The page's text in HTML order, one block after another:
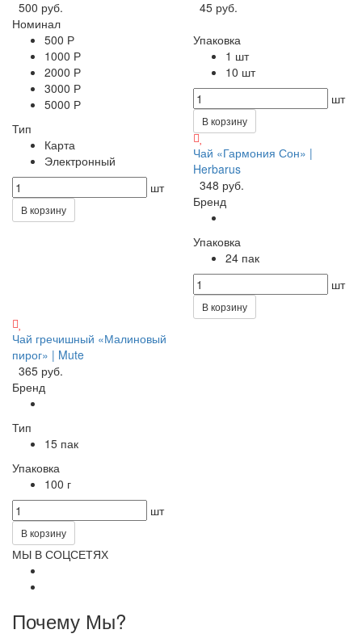
500 руб.
Номинал
500 Р
1000 Р
2000 Р
3000 Р
5000 Р
Тип
Карта
Электронный
шт
В корзину
45 руб.
Упаковка
1 шт
10 шт
шт
В корзину
Чай «Гармония Сон» |
Herbarus
348 руб.
Бренд
Упаковка
24 пак
шт
В корзину
Чай гречишный «Малиновый
пирог» | Mute
365 руб.
Бренд
Тип
15 пак
Упаковка
100 г
шт
В корзину
МЫ В СОЦСЕТЯХ
Почему Мы?